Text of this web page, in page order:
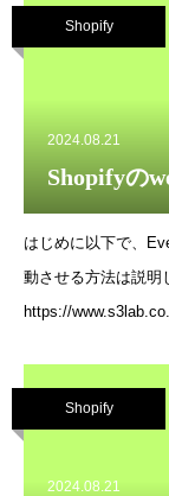
るクライアントを
のみがAPIにリクエ
リクエスト数を制
管理するクォータ
モニタリング:APIキ
どのクライアントが
ます。これにより、
Shopify
2024.08.21
Shopifyの
はじめに以下で、
動させる方法は説明
https://
ンした状態で以下に
https://slack.com/
し、Incoming
Shopify
2024.08.21